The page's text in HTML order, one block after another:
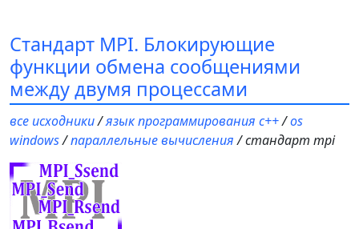
Стандарт MPI. Блокирующие
функции обмена сообщениями
между двумя процессами
все исходники/язык программирования c++/os
windows/параллельные вычисления/ стандарт mpi